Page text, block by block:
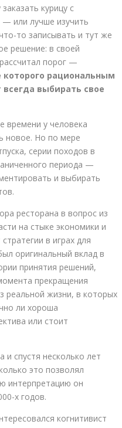
курицу с
или лучше изучить
то записывать и тут же
решение: в своей
порог —
рациональным
выбирать свое
времени у человека
новое. Но по мере
серии походов в
периода —
и выбирать
ресторана в вопрос из
на стыке экономики и
в играх для
оригинальный вклад в
принятия решений,
прекращения
реальной жизни, в которых
ли хороша
или стоит
и спустя несколько лет
это позволял
интерпретацию он
х годов.
когнитивист